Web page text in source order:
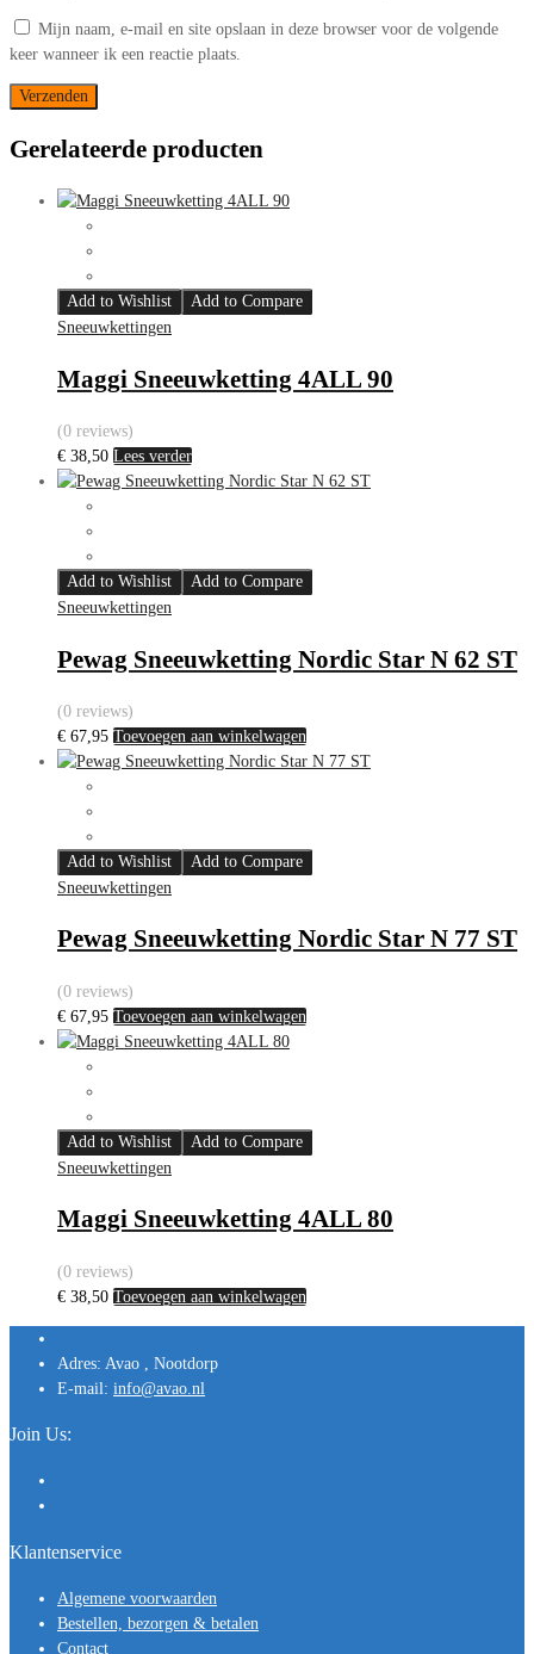
Mijn naam, e-mail en site opslaan in deze browser voor de volgende
keer wanneer ik een reactie plaats.
Gerelateerde producten
Add to Wishlist
Add to Compare
Sneeuwkettingen
Maggi Sneeuwketting 4ALL 90
(0 reviews)
€ 38,50 Lees verder
Add to Wishlist
Add to Compare
Sneeuwkettingen
Pewag Sneeuwketting Nordic Star N 62 ST
(0 reviews)
€ 67,95 Toevoegen aan winkelwagen
Add to Wishlist
Add to Compare
Sneeuwkettingen
Pewag Sneeuwketting Nordic Star N 77 ST
(0 reviews)
€ 67,95 Toevoegen aan winkelwagen
Add to Wishlist
Add to Compare
Sneeuwkettingen
Maggi Sneeuwketting 4ALL 80
(0 reviews)
€ 38,50 Toevoegen aan winkelwagen
Adres: Avao , Nootdorp
E-mail: info@avao.nl
Join Us:
Klantenservice
Algemene voorwaarden
Bestellen, bezorgen & betalen
Contact